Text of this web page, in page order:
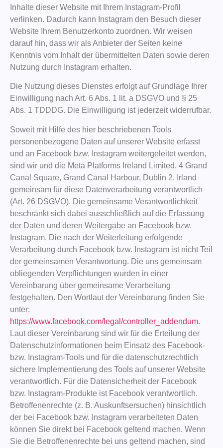
Inhalte dieser Website mit Ihrem Instagram-Profil
verlinken. Dadurch kann Instagram den Besuch dieser
Website Ihrem Benutzerkonto zuordnen. Wir weisen
darauf hin, dass wir als Anbieter der Seiten keine
Kenntnis vom Inhalt der übermittelten Daten sowie deren
Nutzung durch Instagram erhalten.
Die Nutzung dieses Dienstes erfolgt auf Grundlage Ihrer
Einwilligung nach Art. 6 Abs. 1 lit. a DSGVO und § 25
Abs. 1 TDDDG. Die Einwilligung ist jederzeit widerrufbar.
Soweit mit Hilfe des hier beschriebenen Tools
personenbezogene Daten auf unserer Website erfasst
und an Facebook bzw. Instagram weitergeleitet werden,
sind wir und die Meta Platforms Ireland Limited, 4 Grand
Canal Square, Grand Canal Harbour, Dublin 2, Irland
gemeinsam für diese Datenverarbeitung verantwortlich
(Art. 26 DSGVO). Die gemeinsame Verantwortlichkeit
beschränkt sich dabei ausschließlich auf die Erfassung
der Daten und deren Weitergabe an Facebook bzw.
Instagram. Die nach der Weiterleitung erfolgende
Verarbeitung durch Facebook bzw. Instagram ist nicht Teil
der gemeinsamen Verantwortung. Die uns gemeinsam
obliegenden Verpflichtungen wurden in einer
Vereinbarung über gemeinsame Verarbeitung
festgehalten. Den Wortlaut der Vereinbarung finden Sie
unter:
https://www.facebook.com/legal/controller_addendum.
Laut dieser Vereinbarung sind wir für die Erteilung der
Datenschutzinformationen beim Einsatz des Facebook-
bzw. Instagram-Tools und für die datenschutzrechtlich
sichere Implementierung des Tools auf unserer Website
verantwortlich. Für die Datensicherheit der Facebook
bzw. Instagram-Produkte ist Facebook verantwortlich.
Betroffenenrechte (z. B. Auskunftsersuchen) hinsichtlich
der bei Facebook bzw. Instagram verarbeiteten Daten
können Sie direkt bei Facebook geltend machen. Wenn
Sie die Betroffenenrechte bei uns geltend machen, sind